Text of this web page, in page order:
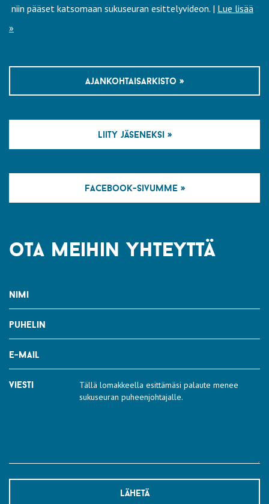
niin pääset katsomaan sukuseuran esittelyvideon. | Lue lisää
»
ajankohtaisarkisto »
liity jäseneksi »
facebook-sivumme »
ota meihin yhteyttä
nimi
puhelin
e-mail
viesti
lähetä